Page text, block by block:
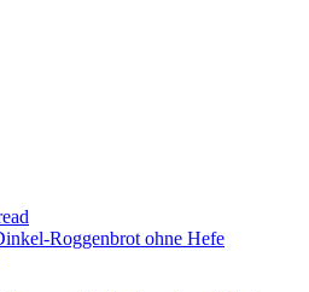
Roggenbrot ohne Hefe